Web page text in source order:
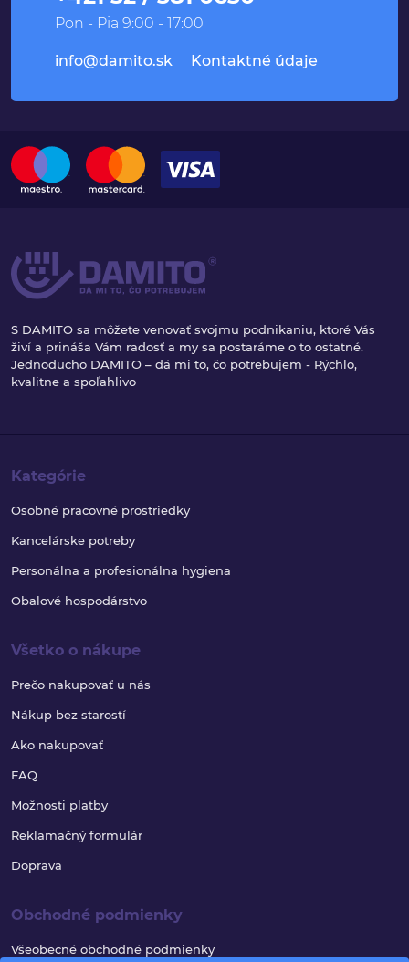
Pon - Pia 9:00 - 17:00
info@damito.sk Kontaktné údaje
S DAMITO sa môžete venovať svojmu podnikaniu, ktoré Vás
živí a prináša Vám radosť a my sa postaráme o to ostatné.
Jednoducho DAMITO – dá mi to, čo potrebujem - Rýchlo,
kvalitne a spoľahlivo
Kategórie
Osobné pracovné prostriedky
Kancelárske potreby
Personálna a profesionálna hygiena
Obalové hospodárstvo
Všetko o nákupe
Prečo nakupovať u nás
Nákup bez starostí
Ako nakupovať
FAQ
Možnosti platby
Reklamačný formulár
Doprava
Obchodné podmienky
Všeobecné obchodné podmienky